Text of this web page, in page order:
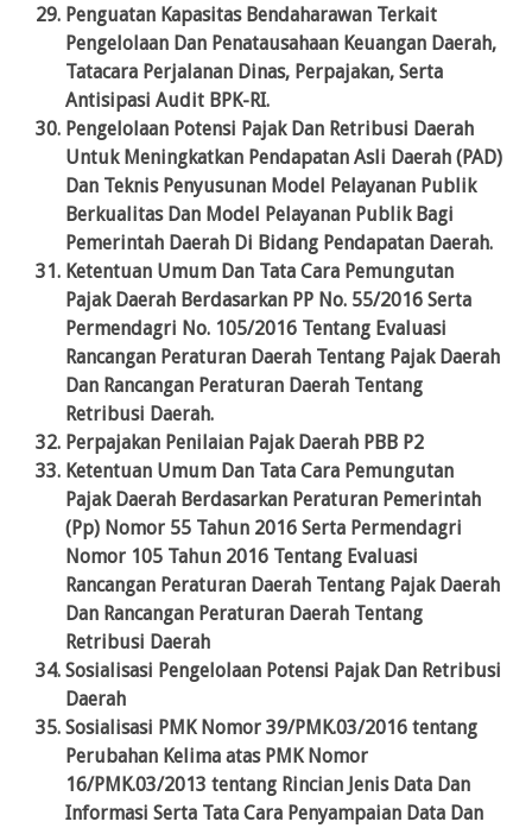
Penguatan Kapasitas Bendaharawan Terkait
Pengelolaan Dan Penatausahaan Keuangan Daerah,
Tatacara Perjalanan Dinas, Perpajakan, Serta
Antisipasi Audit BPK-RI.
Pengelolaan Potensi Pajak Dan Retribusi Daerah
Untuk Meningkatkan Pendapatan Asli Daerah (PAD)
Dan Teknis Penyusunan Model Pelayanan Publik
Berkualitas Dan Model Pelayanan Publik Bagi
Pemerintah Daerah Di Bidang Pendapatan Daerah.
Ketentuan Umum Dan Tata Cara Pemungutan
Pajak Daerah Berdasarkan PP No. 55/2016 Serta
Permendagri No. 105/2016 Tentang Evaluasi
Rancangan Peraturan Daerah Tentang Pajak Daerah
Dan Rancangan Peraturan Daerah Tentang
Retribusi Daerah.
Perpajakan Penilaian Pajak Daerah PBB P2
Ketentuan Umum Dan Tata Cara Pemungutan
Pajak Daerah Berdasarkan Peraturan Pemerintah
(Pp) Nomor 55 Tahun 2016 Serta Permendagri
Nomor 105 Tahun 2016 Tentang Evaluasi
Rancangan Peraturan Daerah Tentang Pajak Daerah
Dan Rancangan Peraturan Daerah Tentang
Retribusi Daerah
Sosialisasi Pengelolaan Potensi Pajak Dan Retribusi
Daerah
Sosialisasi PMK Nomor 39/PMK.03/2016 tentang
Perubahan Kelima atas PMK Nomor
16/PMK.03/2013 tentang Rincian Jenis Data Dan
Informasi Serta Tata Cara Penyampaian Data Dan